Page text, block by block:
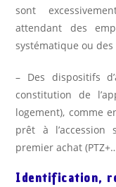
sont
attendant des
systématique ou
– Des dispositifs
constitution de
logement), comme
prêt à l’accession
premier achat
Identification,